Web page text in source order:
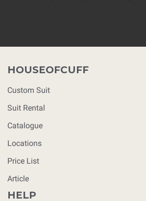
HOUSEOFCUFF
Custom Suit
Suit Rental
Catalogue
Locations
Price List
Article
HELP